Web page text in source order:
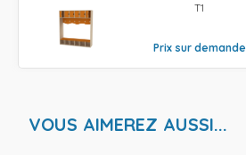
T1
Prix sur demande
VOUS AIMEREZ AUSSI...